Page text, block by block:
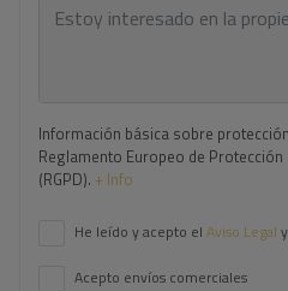
Información básica sobre
Reglamento Europeo de
(RGPD). + Info
He leído y acepto el Aviso Legal
Acepto envíos comerciales